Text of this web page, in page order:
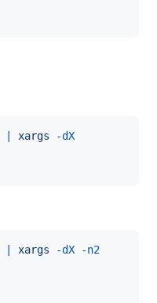
xargs -dX
xargs -dX -n2